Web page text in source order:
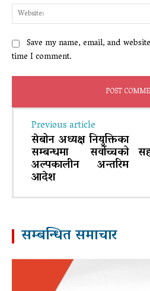
Save my name, email, and
time I comment.
Previous article
सेबोन अध्यक्ष नियुक्तिका
सम्बन्धमा सर्वोच्चको
अल्पकालीन अन्तरिम
आदेश
सम्बन्धित समाचार